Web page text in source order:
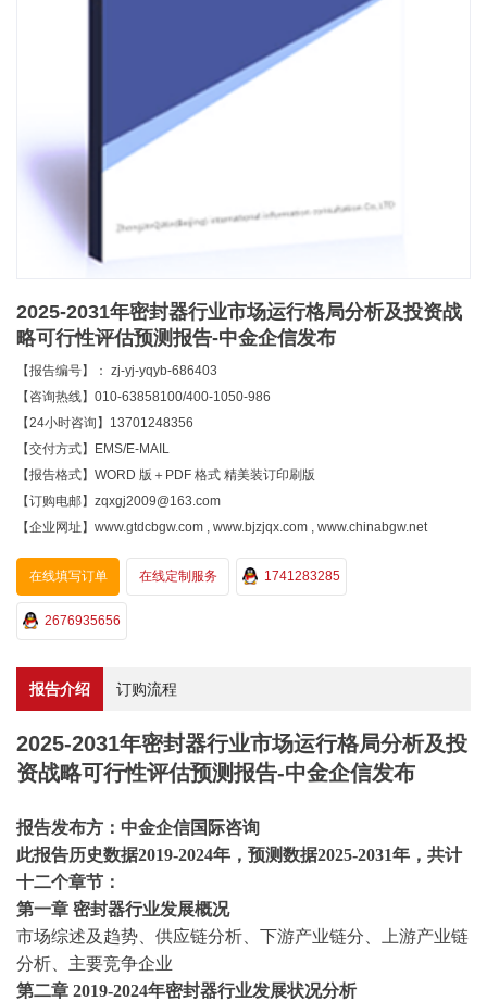
2025-2031年密封器行业市场运行格局分析及投资战
略可行性评估预测报告-中金企信发布
【报告编号】： zj-yj-yqyb-686403
【咨询热线】010-63858100/400-1050-986
【24小时咨询】13701248356
【交付方式】EMS/E-MAIL
【报告格式】WORD 版＋PDF 格式 精美装订印刷版
【订购电邮】zqxgj2009@163.com
【企业网址】www.gtdcbgw.com , www.bjzjqx.com , www.chinabgw.net
在线填写订单 在线定制服务 1741283285
2676935656
报告介绍 订购流程
2025-2031年密封器行业市场运行格局分析及投
资战略可行性评估预测报告-中金企信发布
报告发布方：中金企信国际咨询
此报告历史数据2019-2024年，预测数据2025-2031年，共计
十二个章节：
第一章 密封器行业发展概况
市场综述及趋势、供应链分析、下游产业链分、上游产业链
分析、主要竞争企业
第二章 2019-2024年密封器行业发展状况分析